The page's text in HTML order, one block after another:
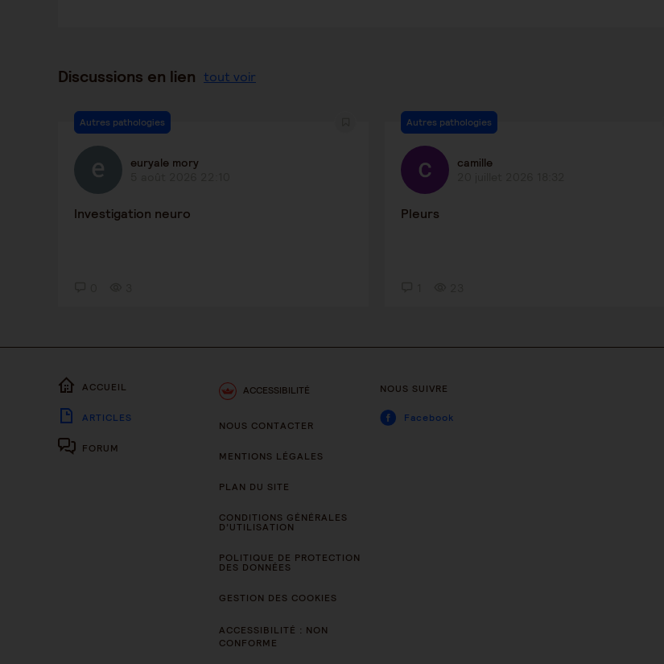
Discussions en lien tout voir
Autres pathologies
euryale mory
Investigation neuro
Autres pathologies
camille
Pleurs
ACCUEIL
ARTICLES
FORUM
ACCESSIBILITÉ
NOUS CONTACTER
MENTIONS LÉGALES
PLAN DU SITE
CONDITIONS GÉNÉRALES
D’UTILISATION
POLITIQUE DE PROTECTION
DES DONNÉES
GESTION DES COOKIES
ACCESSIBILITÉ : NON
CONFORME
NOUS SUIVRE
Facebook